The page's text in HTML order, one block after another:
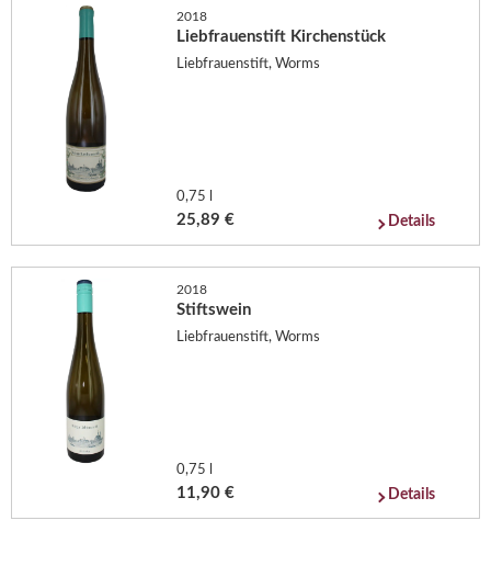
2018
Liebfrauenstift Kirchenstück
Liebfrauenstift, Worms
0,75 l
25,89 € Details
2018
Stiftswein
Liebfrauenstift, Worms
0,75 l
11,90 € Details